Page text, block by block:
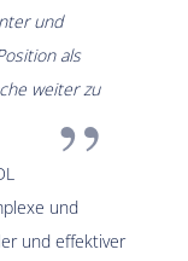
und
als
weiter zu
und
und effektiver